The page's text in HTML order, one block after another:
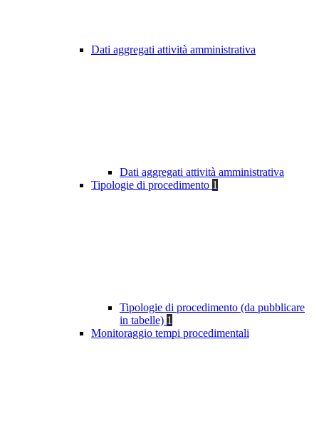
Dati aggregati attività amministrativa
Dati aggregati attività amministrativa
Tipologie di procedimento 1
Tipologie di procedimento (da pubblicare
in tabelle) 1
Monitoraggio tempi procedimentali